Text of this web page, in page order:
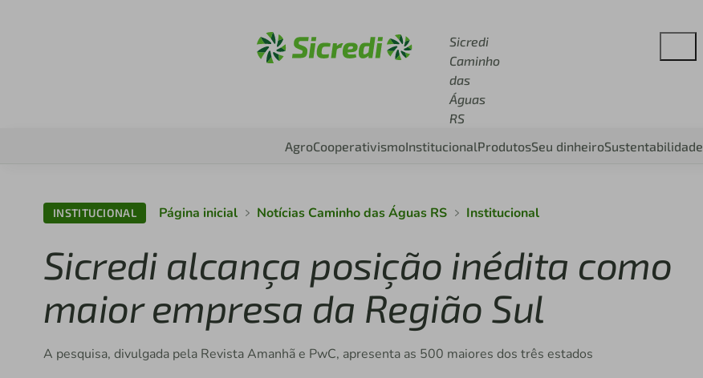
Sicredi
Caminho
das
Águas
RS
AgroCooperativismoInstitucionalProdutosSeu dinheiroSustentabilidade
INSTITUCIONAL Página inicial Notícias Caminho das Águas RS Institucional
Sicredi alcança posição inédita como
maior empresa da Região Sul
A pesquisa, divulgada pela Revista Amanhã e PwC, apresenta as 500 maiores dos três estados